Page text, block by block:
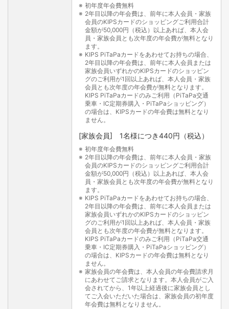
1ヵ月のご利用枠は、本人会員・家族会員（キッズカー
ド・ジュニアカード含む）の合算で判定されます。
キッズカード・ジュニアカードは、交通ご利用、IC定
期券購入のみです。PiTaPaショッピングのご利用はで
交通ご利用枠を超過した場合、PiTaPaショッピングの
ご利用はできません。
（ショッピングご利用枠を超過した場合でも、交通ご
利用枠まで交通ご利用は可能です。）
PiTaPaご利用額は、KIPSカードご利用枠に合算されま
す。PiTaPaご利用枠とKIPSカードご利用額の合計が
KIPSカードのご利用可能枠を超えますと、双方ともそ
れ以上ご利用いただけませんので、ご注意ください。
KIPS PiTaPaカードの「交通利用額割引」等返金が発生
した場合は、ご利用月の翌々月のKIPSカードご請求額
から差し引きいたします。
また、受付処理の都合により、上記と異なる場合がご
ざいます。詳しくは、ご利用明細書をご確認くださ
PiTaPaの各種サービスについては、PiTaPa専用インター
「PiTaPa.com」 をご覧ください。
初年度年会費無料
2年目以降の年会費は、前年に本人会員・家族
会員のKIPSカードのショッピングご利用合計
金額が50,000円（税込）以上あれば、本人会
員・家族会員とも次年度の年会費が無料となり
ます。
KIPS PiTaPaカードをあわせてお持ちの場合、
2年目以降の年会費は、前年に本人会員または
家族会員いずれかのKIPSカードのショッピン
グのご利用が1回以上あれば、本人会員・家族
会員とも次年度の年会費が無料となります。
KIPS PiTaPaカードのみご利用（PiTaPa交通
乗車・IC定期券購入・PiTaPaショッピング）
の場合は、KIPSカードの年会費は無料となり
ません。
[家族会員] 1名様につき440円（税込）
初年度年会費無料
2年目以降の年会費は、前年に本人会員・家族
会員のKIPSカードのショッピングご利用合計
金額が50,000円（税込）以上あれば、本人会
員・家族会員とも次年度の年会費が無料となり
ます。
KIPS PiTaPaカードをあわせてお持ちの場合、
2年目以降の年会費は、前年に本人会員または
家族会員いずれかのKIPSカードのショッピン
グのご利用が1回以上あれば、本人会員・家族
会員とも次年度の年会費が無料となります。
KIPS PiTaPaカードのみご利用（PiTaPa交通
乗車・IC定期券購入・PiTaPaショッピング）
の場合は、KIPSカードの年会費は無料となり
ません。
家族会員の年会費は、本人会員の年会費請求月
にあわせてご請求となります。本人会員がご入
会されてから、1年以上経過後に家族会員とし
てご入会いただいた場合は、家族会員の初年度
年会費は無料となりません。